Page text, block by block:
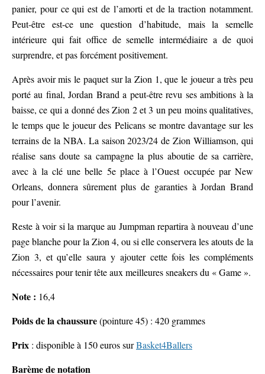
panier, pour ce qui est de l’amorti et de la traction notamment.
Peut-être est-ce une question d’habitude, mais la semelle
intérieure qui fait office de semelle intermédiaire a de quoi
surprendre, et pas forcément positivement.
Après avoir mis le paquet sur la Zion 1, que le joueur a très peu
porté au final, Jordan Brand a peut-être revu ses ambitions à la
baisse, ce qui a donné des Zion 2 et 3 un peu moins qualitatives,
le temps que le joueur des Pelicans se montre davantage sur les
terrains de la NBA. La saison 2023/24 de Zion Williamson, qui
réalise sans doute sa campagne la plus aboutie de sa carrière,
avec à la clé une belle 5e place à l’Ouest occupée par New
Orleans, donnera sûrement plus de garanties à Jordan Brand
pour l’avenir.
Reste à voir si la marque au Jumpman repartira à nouveau d’une
page blanche pour la Zion 4, ou si elle conservera les atouts de la
Zion 3, et qu’elle saura y ajouter cette fois les compléments
nécessaires pour tenir tête aux meilleures sneakers du « Game ».
Note : 16,4
Poids de la chaussure(pointure 45) : 420 grammes
Prix : disponible à 150 euros surBasket4Ballers
Barème de notation